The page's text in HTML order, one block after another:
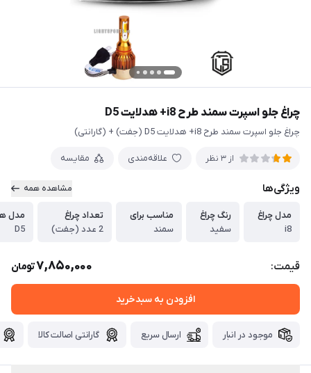
چراغ جلو اسپرت سمند طرح i8+ هدلایت D5
چراغ جلو اسپرت سمند طرح i8+ هدلایت D5 (جفت) + (گارانتی)
از 3 نظر علاقه‌مندی مقایسه
ویژگی‌ها مشاهده همه
مدل چراغ
i8
رنگ چراغ
سفید
مناسب برای
سمند
تعداد چراغ
2 عدد (جفت)
مدل
D5
قیمت: 7,850,000تومان
افزودن به سبدخرید
موجود در انبار ارسال سریع گارانتی اصالت کالا